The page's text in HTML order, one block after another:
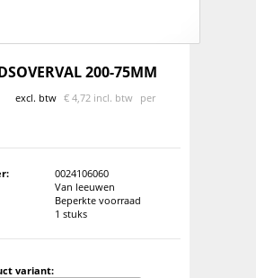
200-75MM
excl. btw € 4,72 incl. btw per
0024106060
Van leeuwen
Beperkte voorraad
1 stuks
variant: